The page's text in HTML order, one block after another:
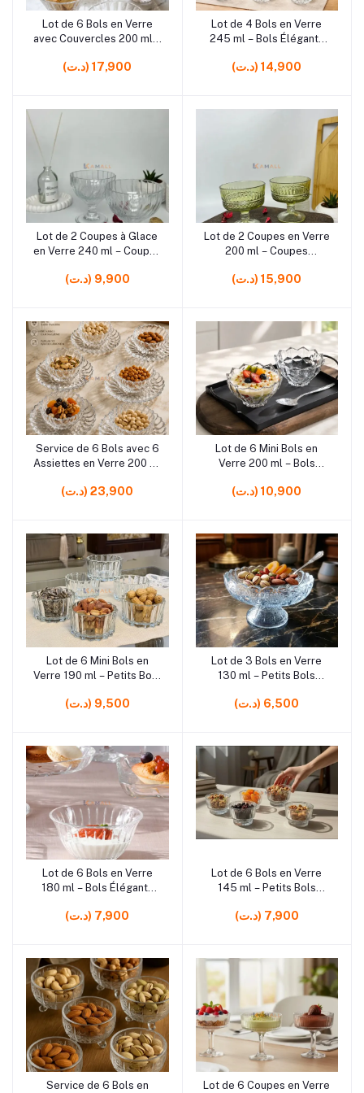
rrrrrr5
Ajouter au panier
Lot de 6 Bols en Verre
avec Couvercles 200 ml –
pour Desserts, Fruits,
(د.ت) 17,900
rrrrrr5
Ajouter au panier
Lot de 4 Bols en Verre
245 ml – Bols Élégants
Sauces et Apéritifs
(د.ت) 14,900
rrrrrr5
Ajouter au panier
Lot de 2 Coupes à Glace
en Verre 240 ml – Coupes
Glaces, Fruits et Crèmes
(د.ت) 9,900
rrrrrr5
Ajouter au panier
Lot de 2 Coupes en Verre
200 ml – Coupes
Fruits, Glaces et Apéritifs
(د.ت) 15,900
rrrrrr4
Ajouter au panier
Service de 6 Bols avec 6
Assiettes en Verre 200 ml
Desserts et Service de
(د.ت) 23,900
rrrrrr5
Ajouter au panier
Lot de 6 Mini Bols en
Verre 200 ml – Bols
Fruits, Sauces et Apéritifs
(د.ت) 10,900
rrrrrr5
Ajouter au panier
Lot de 6 Mini Bols en
Verre 190 ml – Petits Bols
Sauces et Apéritifs
(د.ت) 9,500
rrrrrr5
Ajouter au panier
Lot de 3 Bols en Verre
130 ml – Petits Bols
Fruits, Sauces et Apéritifs
(د.ت) 6,500
rrrrrr5
Ajouter au panier
Lot de 6 Bols en Verre
180 ml – Bols Élégants
Sauces et Apéritifs
(د.ت) 7,900
rrrrrr5
Ajouter au panier
Lot de 6 Bols en Verre
145 ml – Petits Bols
Sauces, Fruits et Apéritifs
(د.ت) 7,900
rrrrrr3
Ajouter au panier
Service de 6 Bols en rrrrrr5
Ajouter au panier
Lot de 6 Coupes en Verre